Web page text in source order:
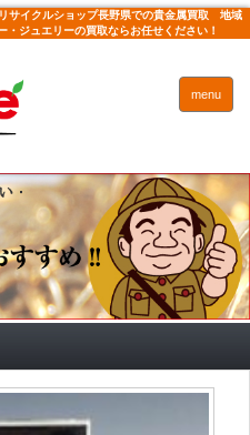
サイクルショップ長野県での貴金属買取 地域
ジュエリーの買取ならお任せください！
menu